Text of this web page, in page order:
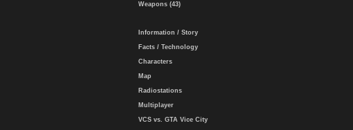
Weapons (43)
Information / Story
Facts / Technology
Characters
Map
Radiostations
Multiplayer
VCS vs. GTA Vice City